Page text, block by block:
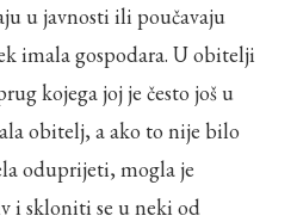
u javnosti ili poučavaju
imala gospodara. U obitelji
kojega joj je često još u
obitelj, a ako to nije bilo
oduprijeti, mogla je
i skloniti se u neki od